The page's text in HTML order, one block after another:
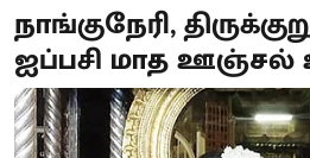
நாங்குநேரி,
ஐப்பசி மாத ஊஞ்சல்